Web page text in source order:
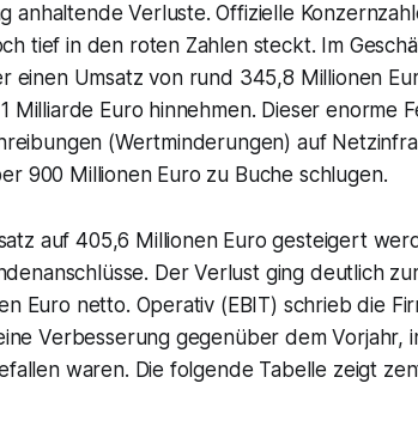
anhaltende Verluste. Offizielle
tief in den roten Zahlen steckt. Im
einen Umsatz von rund 345,8 Millionen
Milliarde Euro hinnehmen. Dieser enorme
(Wertminderungen) auf
900 Millionen Euro zu Buche schlugen.
auf 405,6 Millionen Euro gesteigert
Der Verlust ging deutlich
Euro netto. Operativ (EBIT) schrieb die
Verbesserung gegenüber dem Vorjahr,
waren. Die folgende Tabelle zeigt